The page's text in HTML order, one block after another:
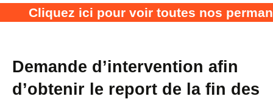
CLCV Val de Marne
Association de défense des consommateurs
Cliquez ici pour voir toutes nos
Demande d’intervention afin
d’obtenir le report de la fin des